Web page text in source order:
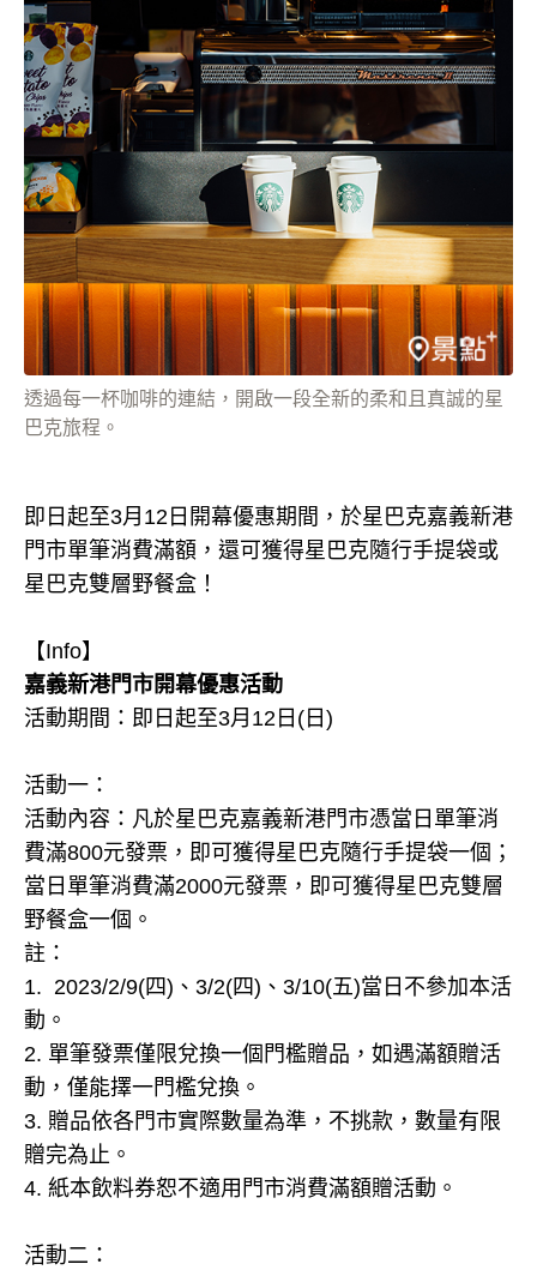
透過每一杯咖啡的連結，開啟一段全新的柔和且真誠的星
巴克旅程。
即日起至3月12日開幕優惠期間，於星巴克嘉義新港
門市單筆消費滿額，還可獲得星巴克隨行手提袋或
星巴克雙層野餐盒！
【Info】
嘉義新港門市開幕優惠活動
活動期間：即日起至3月12日(日)
活動一：
活動內容：凡於星巴克嘉義新港門市憑當日單筆消
費滿800元發票，即可獲得星巴克隨行手提袋一個；
當日單筆消費滿2000元發票，即可獲得星巴克雙層
野餐盒一個。
註：
1. 2023/2/9(四)、3/2(四)、3/10(五)當日不參加本活
動。
2. 單筆發票僅限兌換一個門檻贈品，如遇滿額贈活
動，僅能擇一門檻兌換。
3. 贈品依各門市實際數量為準，不挑款，數量有限
贈完為止。
4. 紙本飲料券恕不適用門市消費滿額贈活動。
活動二：